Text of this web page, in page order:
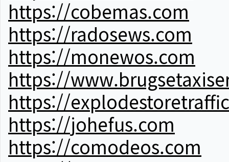
https://cobemas.com
https://radosews.com
https://monewos.com
https://
https://
https://johefus.com
https://comodeos.com